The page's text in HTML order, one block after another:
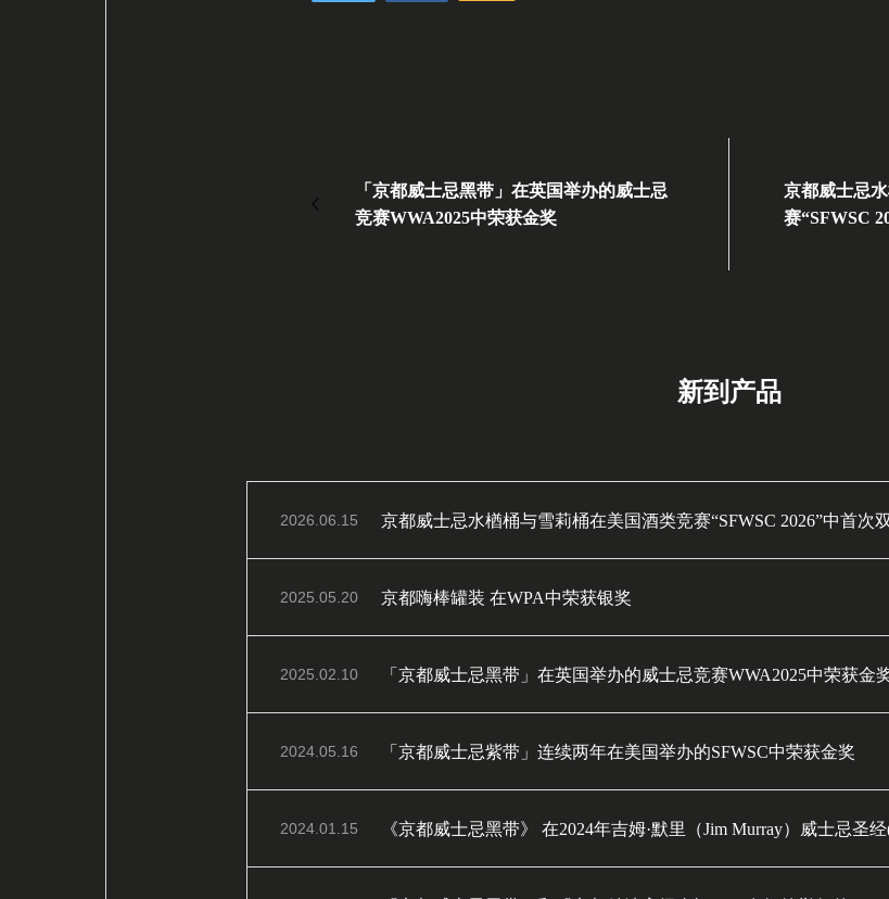
「京都威士忌黑带」在英国举办的威士忌
竞赛WWA2025中荣获金奖
京都威士忌
赛“SFWSC
新到产品
2026.06.15 京都威士忌水楢桶与雪莉桶在美国酒类竞赛“SFWSC 2026”中首次
2025.05.20 京都嗨棒罐装 在WPA中荣获银奖
2025.02.10 「京都威士忌黑带」在英国举办的威士忌竞赛WWA2025中荣获金
2024.05.16 「京都威士忌紫带」连续两年在美国举办的SFWSC中荣获金奖
2024.01.15